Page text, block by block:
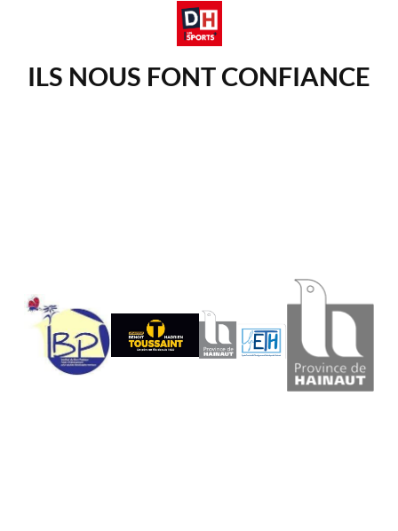
ILS NOUS FONT CONFIANCE